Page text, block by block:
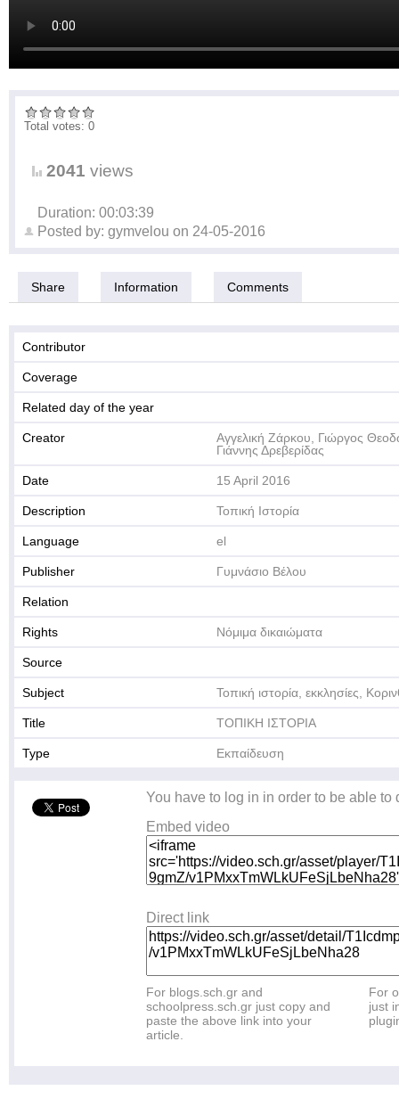
Total votes: 0
2041 views
Duration: 00:03:39
Posted by: gymvelou on 24-05-2016
Share Information Comments
Contributor
Coverage
Related day of the year
Creator
Αγγελική Ζάρκου, Γιώργος
Γιάννης Δρεβερίδας
Date 15 April 2016
Description Τοπική Ιστορία
Language el
Publisher Γυμνάσιο Βέλου
Relation
Rights Νόμιμα δικαιώματα
Source
Subject Τοπική ιστορία, εκκλησίες,
Title ΤΟΠΙΚΗ ΙΣΤΟΡΙΑ
Type Εκπαίδευση
You have to log in in order to be able to
Embed video
Direct link
For blogs.sch.gr and
schoolpress.sch.gr just copy and
paste the above link into your
article.
For
just